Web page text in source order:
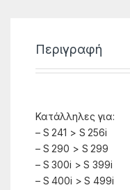
Περιγραφή
Κατάλληλες για:
– S 241 > S 256i
– S 290 > S 299
– S 300i > S 399i
– S 400i > S 499i